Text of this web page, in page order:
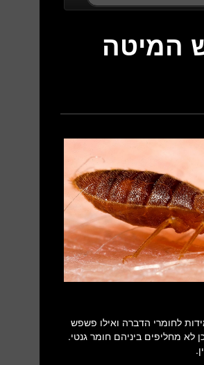
המיטה
לחומרי הדברה ואילו פשפש
לא מחליפים ביניהם חומר גנטי.